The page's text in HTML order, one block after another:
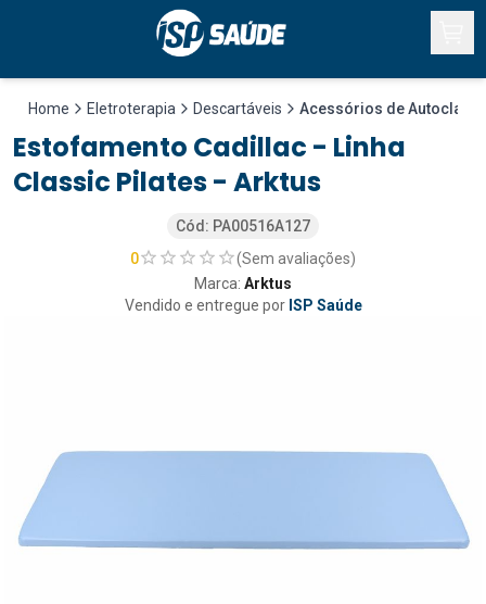
Home
Eletroterapia Descartáveis Acessórios de Autoclave
Estofamento Cadillac - Linha
Classic Pilates - Arktus
Cód: PA00516A127
0
(Sem avaliações)
Marca: Arktus
Vendido e entregue por ISP Saúde